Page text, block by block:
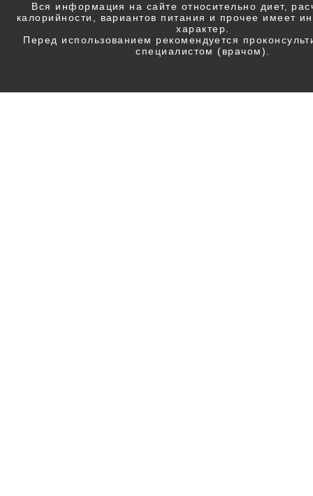
Вся информация на сайте относительно диет,
калорийности, вариантов питания и прочее имеет
характер.
Перед использованием рекомендуется
специалистом (врачом).